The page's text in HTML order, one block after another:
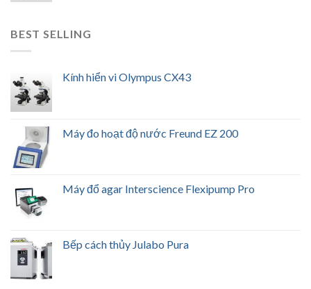
BEST SELLING
Kính hiển vi Olympus CX43
Máy đo hoạt độ nước Freund EZ 200
Máy đổ agar Interscience Flexipump Pro
Bếp cách thủy Julabo Pura